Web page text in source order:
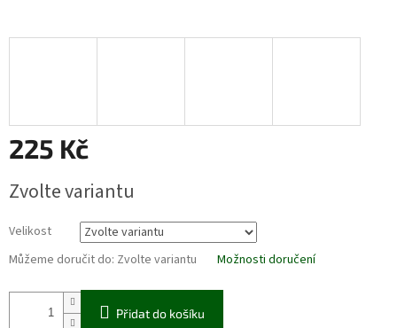
225 Kč
cena:
Zvolte variantu
Velikost
Můžeme doručit do: Zvolte variantu Možnosti doručení
Přidat do košíku